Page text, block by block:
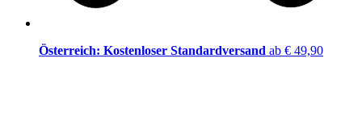
Österreich: Kostenloser Standardversand ab € 49,90